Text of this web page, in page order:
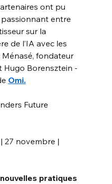
ont pu
entre
sur la
de l’IA avec les
fondateur
Hugo Borensztein -
Omi.
Future
| 27 novembre |
pratiques